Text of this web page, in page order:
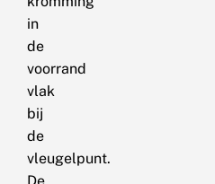
in
de
voorrand
vlak
bij
de
vleugelpunt.